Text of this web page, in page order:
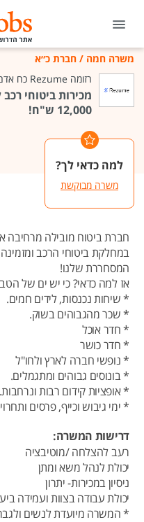
משרה חמה / חברת כ״א
רזומה Rezume כח אדם והשמה
מכירות ביטוחי
12,000 ש"ח!
למה כדאי לך?
משרה מבוקשת
חברת ביטוח מובילה מרחיבה
במחלקת ביטוחי הרכב
המסחררת שלנו!
אז למה כדאי? כי יש ים של
* שיחות נכנסות, לידים חמים.
* שכר מהגבוהים בשוק.
* חדר אוכל
* חדר כושר
* נופשי חברה לארץ ולחו"ל
* בונוסים גבוהים ומתגמלים.
* אופציות קידום רבות ונרחבות.
* ימי גיבוש וכייף, פרסים
דרישות המשרה:
רעב להצלחה /מוטיבציה
יכולת לנהל משא ומתן
ניסיון במכירות- יתרון
יכולת עבודה בצוות ועמידה
* המשרה מיועדת לנשים